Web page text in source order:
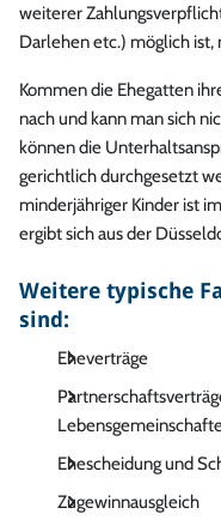
weiterer
Darlehen etc.) möglich
Kommen die Ehegatten
nach und kann man sich
können die
gerichtlich durchgesetzt
minderjähriger Kinder ist
ergibt sich aus der
Weitere typische
sind:
Eheverträge
Ehescheidung und
Zugewinnausgleich